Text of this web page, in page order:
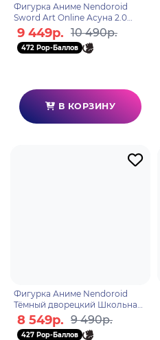
Фигурка Аниме Nendoroid
Sword Art Online Асуна 2.0
10см 4580590208674
9 449р. 10 490р.
472 Pop-Баллов
В КОРЗИНУ
Фигурка Аниме Nendoroid
Тёмный дворецкий Школьная
арка Сиэль Фантомхайв
4580590206557
8 549р. 9 490р.
427 Pop-Баллов